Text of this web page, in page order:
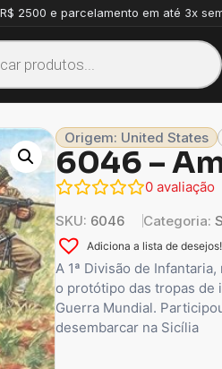
R$ 2500 e parcelamento em até 3x
Origem: United States
6046 –
0 avaliação
SKU: 6046 Categoria:
Adiciona a lista de desejos!
A 1ª Divisão de
o protótipo das tropas de
Guerra Mundial.
desembarcar na Sicília